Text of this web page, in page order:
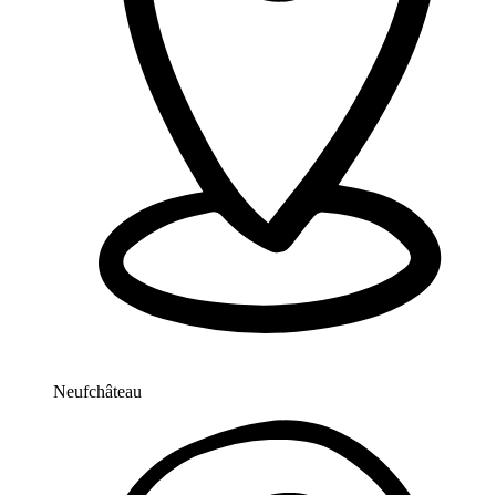
Neufchâteau